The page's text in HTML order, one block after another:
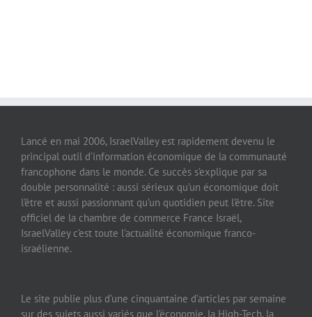
Lancé en mai 2006, IsraelValley est rapidement devenu le
principal outil d’information économique de la communauté
francophone dans le monde. Ce succès s’explique par sa
double personnalité : aussi sérieux qu’un économique doit
l’être et aussi passionnant qu’un quotidien peut l’être. Site
officiel de la chambre de commerce France Israël,
IsraelValley c’est toute l’actualité économique franco-
israélienne.
Le site publie plus d’une cinquantaine d’articles par semaine
sur des sujets aussi variés que l’économie, la High-Tech, la